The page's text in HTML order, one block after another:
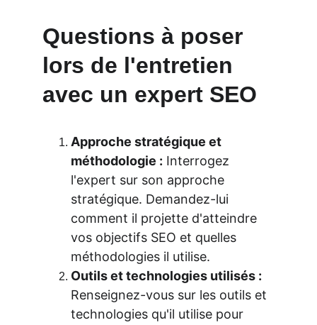
Questions à poser
lors de l'entretien
avec un expert SEO
Approche stratégique et
méthodologie : Interrogez
l'expert sur son approche
stratégique. Demandez-lui
comment il projette d'atteindre
vos objectifs SEO et quelles
méthodologies il utilise.
Outils et technologies utilisés :
Renseignez-vous sur les outils et
technologies qu'il utilise pour